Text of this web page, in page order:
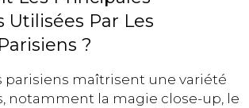
Utilisées Par Les
?
parisiens maîtrisent une variété
notamment la magie close-up, le